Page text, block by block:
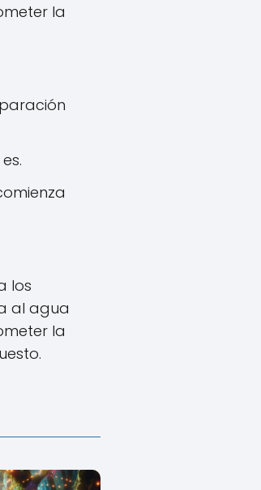
la
los
al agua
la